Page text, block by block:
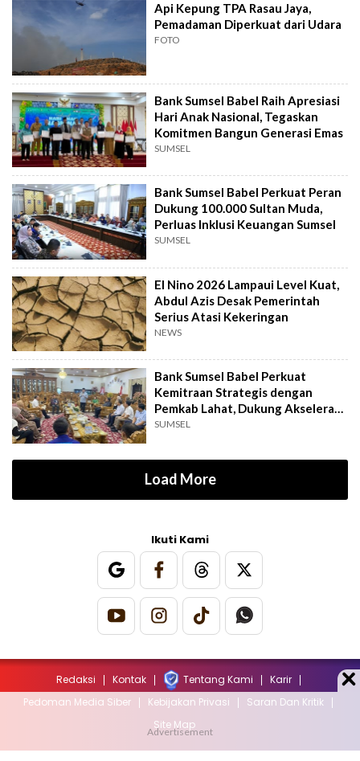
Api Kepung TPA Rasau Jaya,
Pemadaman Diperkuat dari Udara
FOTO
Bank Sumsel Babel Raih Apresiasi
Hari Anak Nasional, Tegaskan
Komitmen Bangun Generasi Emas
SUMSEL
Bank Sumsel Babel Perkuat Peran
Dukung 100.000 Sultan Muda,
Perluas Inklusi Keuangan Sumsel
SUMSEL
El Nino 2026 Lampaui Level Kuat,
Abdul Azis Desak Pemerintah
Serius Atasi Kekeringan
NEWS
Bank Sumsel Babel Perkuat
Kemitraan Strategis dengan
Pemkab Lahat, Dukung Akselerasi
Ekonomi Daerah
SUMSEL
Load More
Ikuti Kami
Redaksi Kontak Tentang Kami
Karir
Pedoman Media Siber
Kebijakan Privasi
Saran Dan Kritik
Site Map